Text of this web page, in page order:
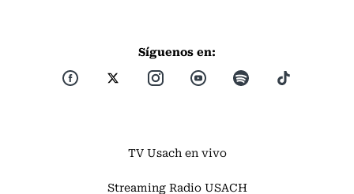
Síguenos en:
TV Usach en vivo
Streaming Radio USACH